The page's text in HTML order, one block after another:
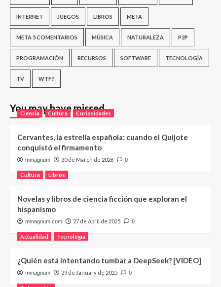
INTERNET JUEGOS LIBROS META
META 5 COMENTARIOS MÚSICA NATURALEZA P2P
PROGRAMACIÓN RECURSOS SOFTWARE TECNOLOGÍA
TV WTF?
You may have missed
Ciencia Cultura Curiosidades
Cervantes, la estrella española: cuando el Quijote
conquistó el firmamento
mmagnum 30 de March de 2026 0
Cultura Libros
Novelas y libros de ciencia ficción que exploran el
hispanismo
mmagnum.com 27 de April de 2025 0
Actualidad Tecnología
¿Quién está intentando tumbar a DeepSeek? [VIDEO]
mmagnum 29 de January de 2025 0